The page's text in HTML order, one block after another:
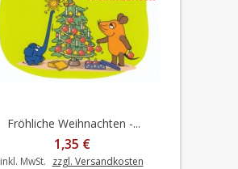
In den Warenkorb
Fröhliche Weihnachten -...
1,35 €
inkl. MwSt. zzgl. Versandkosten